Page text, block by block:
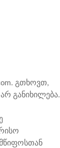
გთხოვთ,
განიხილება.